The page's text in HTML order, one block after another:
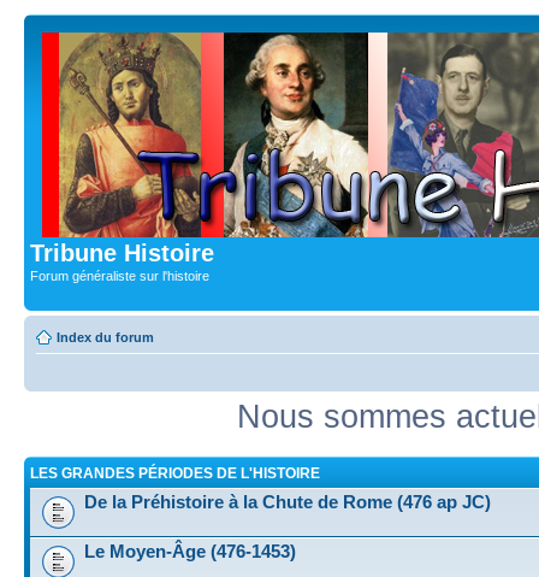
Tribune Histoire
Forum généraliste sur l'histoire
Index du forum
Nous sommes
LES GRANDES PÉRIODES DE L'HISTOIRE
De la Préhistoire à la Chute de Rome (476 ap JC)
Le Moyen-Âge (476-1453)